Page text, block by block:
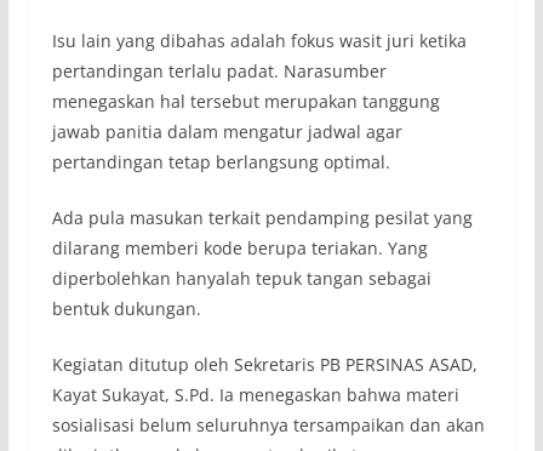
Isu lain yang dibahas adalah fokus wasit juri ketika
pertandingan terlalu padat. Narasumber
menegaskan hal tersebut merupakan tanggung
jawab panitia dalam mengatur jadwal agar
pertandingan tetap berlangsung optimal.
Ada pula masukan terkait pendamping pesilat yang
dilarang memberi kode berupa teriakan. Yang
diperbolehkan hanyalah tepuk tangan sebagai
bentuk dukungan.
Kegiatan ditutup oleh Sekretaris PB PERSINAS ASAD,
Kayat Sukayat, S.Pd. Ia menegaskan bahwa materi
sosialisasi belum seluruhnya tersampaikan dan akan